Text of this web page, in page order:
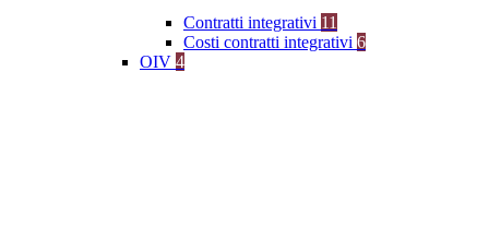
Contratti integrativi 11
Costi contratti integrativi 6
OIV 4